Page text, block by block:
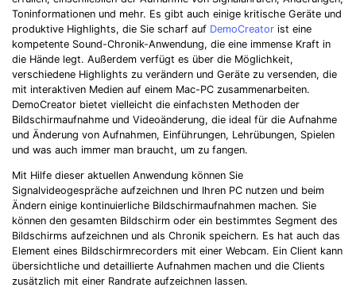
Toninformationen und mehr. Es gibt auch einige kritische Geräte und
produktive Highlights, die Sie scharf auf DemoCreator ist eine
kompetente Sound-Chronik-Anwendung, die eine immense Kraft in
die Hände legt. Außerdem verfügt es über die Möglichkeit,
verschiedene Highlights zu verändern und Geräte zu versenden, die
mit interaktiven Medien auf einem Mac-PC zusammenarbeiten.
DemoCreator bietet vielleicht die einfachsten Methoden der
Bildschirmaufnahme und Videoänderung, die ideal für die Aufnahme
und Änderung von Aufnahmen, Einführungen, Lehrübungen, Spielen
und was auch immer man braucht, um zu fangen.
Mit Hilfe dieser aktuellen Anwendung können Sie
Signalvideogespräche aufzeichnen und Ihren PC nutzen und beim
Ändern einige kontinuierliche Bildschirmaufnahmen machen. Sie
können den gesamten Bildschirm oder ein bestimmtes Segment des
Bildschirms aufzeichnen und als Chronik speichern. Es hat auch das
Element eines Bildschirmrecorders mit einer Webcam. Ein Client kann
übersichtliche und detaillierte Aufnahmen machen und die Clients
zusätzlich mit einer Randrate aufzeichnen lassen.